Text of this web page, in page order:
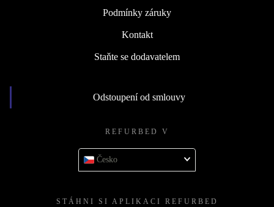
Podmínky záruky
Kontakt
Staňte se dodavatelem
Odstoupení od smlouvy
REFURBED V
Česko
STÁHNI SI APLIKACI REFURBED